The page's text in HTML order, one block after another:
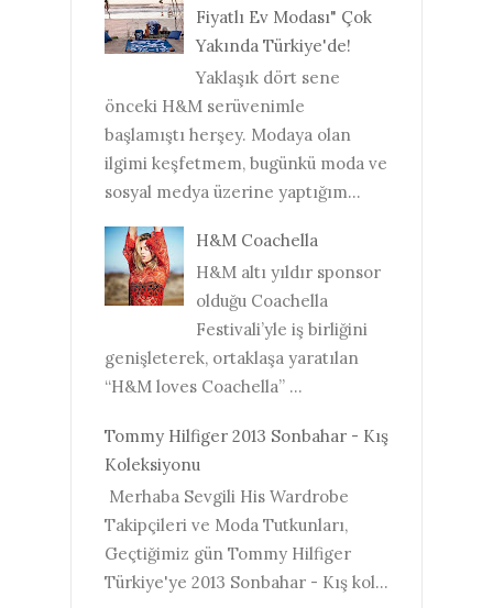
Fiyatlı Ev Modası" Çok
Yakında Türkiye'de!
Yaklaşık dört sene
önceki H&M serüvenimle
başlamıştı herşey. Modaya olan
ilgimi keşfetmem, bugünkü moda ve
sosyal medya üzerine yaptığım...
H&M Coachella
H&M altı yıldır sponsor
olduğu Coachella
Festivali’yle iş birliğini
genişleterek, ortaklaşa yaratılan
“H&M loves Coachella” ...
Tommy Hilfiger 2013 Sonbahar - Kış
Koleksiyonu
Merhaba Sevgili His Wardrobe
Takipçileri ve Moda Tutkunları,
Geçtiğimiz gün Tommy Hilfiger
Türkiye'ye 2013 Sonbahar - Kış kol...